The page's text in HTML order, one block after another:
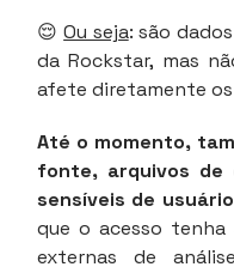
😌Ou seja: são
da Rockstar, mas
afete diretamente
Até o momento,
fonte, arquivos de
sensíveis de
que o acesso
externas de